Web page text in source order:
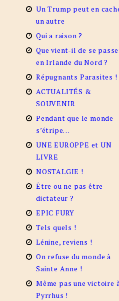
Un Trump peut en
un autre
Qui a raison ?
Que vient-il de se
en Irlande du Nord ?
Répugnants Parasites !
ACTUALITÉS &
SOUVENIR
Pendant que le monde
s’étripe…
UNE EUROPPE et UN
LIVRE
NOSTALGIE !
Être ou ne pas être
dictateur ?
EPIC FURY
Tels quels !
Lénine, reviens !
On refuse du monde à
Sainte Anne !
Même pas une victoire
Pyrrhus !